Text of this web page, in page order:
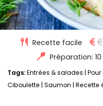
Recette facile
Préparation:
Tags:Entrées & salades
Ciboulette Saumon Recette